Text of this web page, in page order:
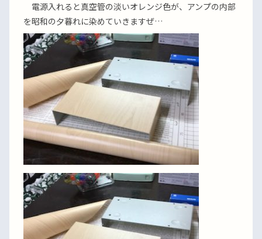
電源入れると真空管の淡いオレンジ色が、アンプの内部
を昭和の夕暮れに染めていきますぜ…